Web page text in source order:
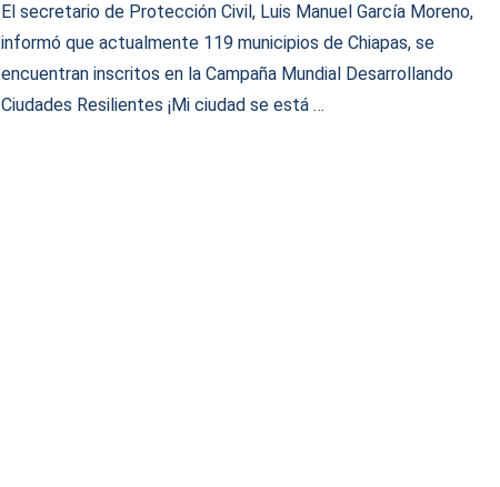
El secretario de Protección Civil, Luis Manuel García Moreno,
informó que actualmente 119 municipios de Chiapas, se
encuentran inscritos en la Campaña Mundial Desarrollando
Ciudades Resilientes ¡Mi ciudad se está …